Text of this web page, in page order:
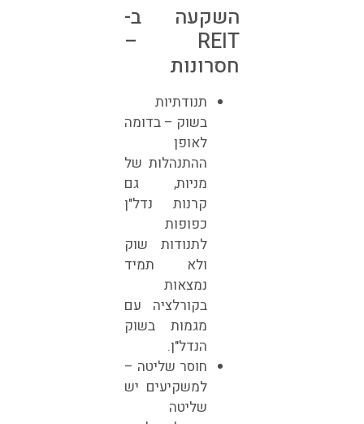
השקעה ב-
REIT –
חסרונות
תנודתיות
בשוק – בדומה
לאופן
ההתנהלות של
מניות, גם
קרנות נדל"ן
כפופות
לתנודות שוק
ולא תמיד
נמצאות
בקורלציה עם
מגמות בשוק
הנדל"ן.
חוסר שליטה –
למשקיעים יש
שליטה